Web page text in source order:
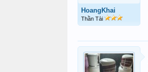
HoangKhai
Thần Tài